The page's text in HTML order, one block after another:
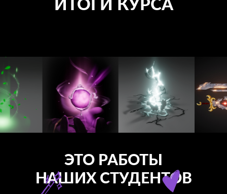
ИТОГИ КУРСА
ЭТО РАБОТЫ
НАШИХ СТУДЕНТОВ